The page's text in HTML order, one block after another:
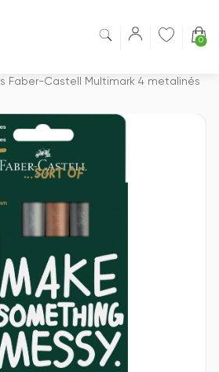
0
Faber-Castell Multimark 4 metalinės